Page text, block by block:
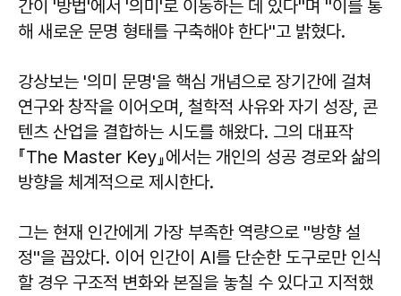
간이 '방법'에서 '의미'로 이동하는 데 있다''며 ''이를 통
해 새로운 문명 형태를 구축해야 한다''고 밝혔다.
강상보는 '의미 문명'을 핵심 개념으로 장기간에 걸쳐
연구와 창작을 이어오며, 철학적 사유와 자기 성장, 콘
텐츠 산업을 결합하는 시도를 해왔다. 그의 대표작
『The Master Key』에서는 개인의 성공 경로와 삶의
방향을 체계적으로 제시한다.
그는 현재 인간에게 가장 부족한 역량으로 ''방향 설
정''을 꼽았다. 이어 인간이 AI를 단순한 도구로만 인식
할 경우 구조적 변화와 본질을 놓칠 수 있다고 지적했